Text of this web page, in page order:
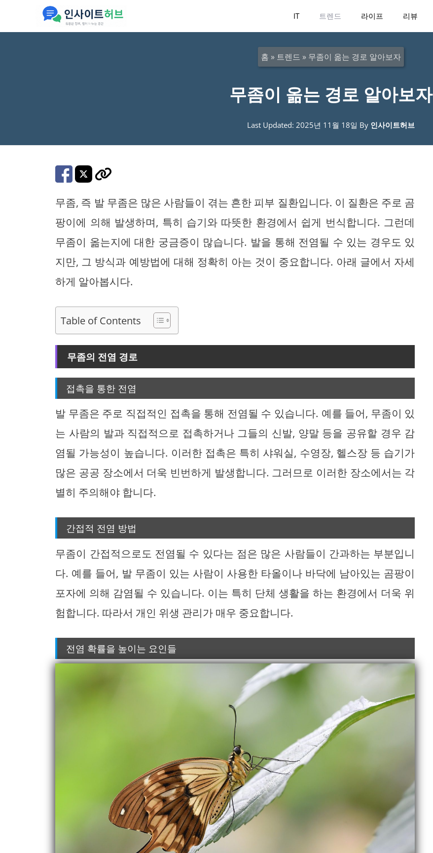
IT 트렌드 라이프 리뷰
홈 » 트렌드 » 무좀이 옮는 경로 알아보자
무좀이 옮는 경로 알아보자
Last Updated: 2025년 11월 18일 By 인사이트허브
무좀, 즉 발 무좀은 많은 사람들이 겪는 흔한 피부 질환입니다. 이 질환은 주로 곰
팡이에 의해 발생하며, 특히 습기와 따뜻한 환경에서 쉽게 번식합니다. 그런데
무좀이 옮는지에 대한 궁금증이 많습니다. 발을 통해 전염될 수 있는 경우도 있
지만, 그 방식과 예방법에 대해 정확히 아는 것이 중요합니다. 아래 글에서 자세
하게 알아봅시다.
Table of Contents
무좀의 전염 경로
접촉을 통한 전염
발 무좀은 주로 직접적인 접촉을 통해 전염될 수 있습니다. 예를 들어, 무좀이 있
는 사람의 발과 직접적으로 접촉하거나 그들의 신발, 양말 등을 공유할 경우 감
염될 가능성이 높습니다. 이러한 접촉은 특히 샤워실, 수영장, 헬스장 등 습기가
많은 공공 장소에서 더욱 빈번하게 발생합니다. 그러므로 이러한 장소에서는 각
별히 주의해야 합니다.
간접적 전염 방법
무좀이 간접적으로도 전염될 수 있다는 점은 많은 사람들이 간과하는 부분입니
다. 예를 들어, 발 무좀이 있는 사람이 사용한 타올이나 바닥에 남아있는 곰팡이
포자에 의해 감염될 수 있습니다. 이는 특히 단체 생활을 하는 환경에서 더욱 위
험합니다. 따라서 개인 위생 관리가 매우 중요합니다.
전염 확률을 높이는 요인들